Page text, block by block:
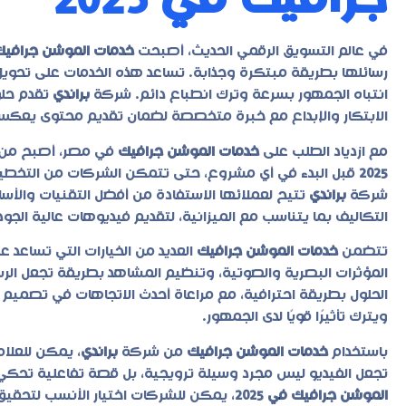
في عالم التسويق الرقمي الحديث، أصبحتخدمات الموشن
رسائلها بطريقة مبتكرة وجذابة. تساعد هذه الخدمات على
انتباه الجمهور بسرعة وترك انطباع دائم. شركة براندي تقدم
الابتكار والإبداع مع خبرة متخصصة لضمان تقديم محتوى
مع ازدياد الطلب علىخدمات الموشن جرافيك في مصر، أصبح من
2025 قبل البدء في أي مشروع، حتى تتمكن الشركات من
شركة براندي تتيح لعملائها الاستفادة من أفضل التقنيات
التكاليف بما يتناسب مع الميزانية، لتقديم فيديوهات عالية
تتضمنخدمات الموشن جرافيك العديد من الخيارات التي
المؤثرات البصرية والصوتية، وتنظيم المشاهد بطريقة
الحلول بطريقة احترافية، مع مراعاة أحدث الاتجاهات في
ويترك تأثيرًا قويًا لدى الجمهور.
باستخدامخدمات الموشن جرافيك من شركة براندي، يمكن
تجعل الفيديو ليس مجرد وسيلة ترويجية، بل قصة تفاعلية
الموشن جرافيك في 2025
، يمكن للشركات اختيار الأنسب